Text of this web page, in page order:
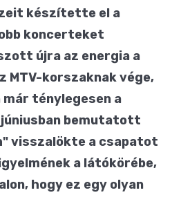
készítette el a
koncerteket
újra az energia a
MTV-korszaknak vége,
már ténylegesen a
júniusban bemutatott
visszalökte a csapatot
a látókörébe,
hogy ez egy olyan